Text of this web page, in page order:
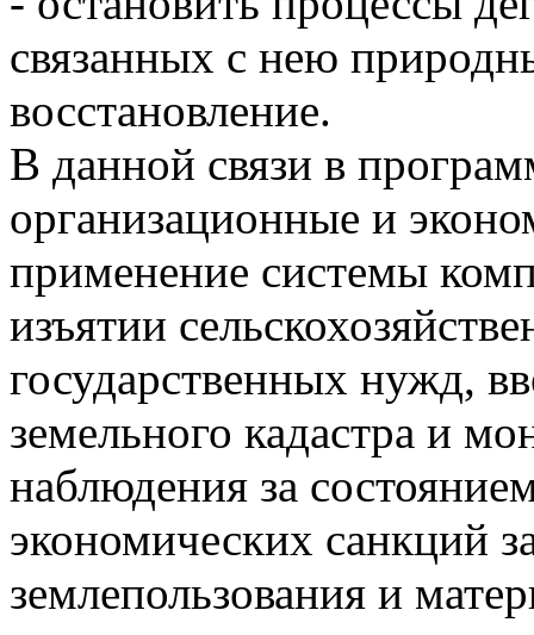
связанных с нею
восстановление.
В данной связи в
организационные и
применение системы
изъятии
государственных нужд,
земельного кадастра и
наблюдения за
экономических санкций
землепользования и